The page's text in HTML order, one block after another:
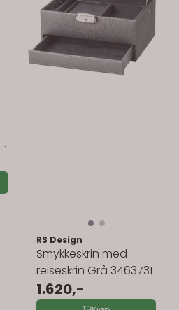
RS Design
Smykkeskrin med
reiseskrin Grå 3463731
1.620,-